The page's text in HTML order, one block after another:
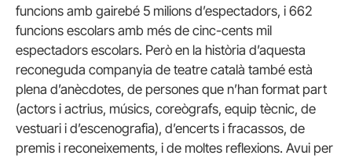
funcions amb gairebé 5 milions d’espectadors, i 662
funcions escolars amb més de cinc-cents mil
espectadors escolars. Però en la història d’aquesta
reconeguda companyia de teatre català també està
plena d’anècdotes, de persones que n’han format part
(actors i actrius, músics, coreògrafs, equip tècnic, de
vestuari i d’escenografia), d’encerts i fracassos, de
premis i reconeixements, i de moltes reflexions. Avui per